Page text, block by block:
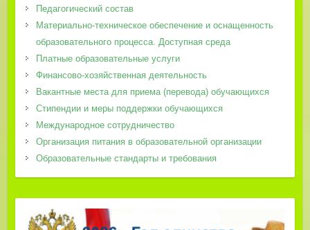
Педагогический состав
Материально-техническое обеспечение и оснащенность
образовательного процесса. Доступная среда
Платные образовательные услуги
Финансово-хозяйственная деятельность
Вакантные места для приема (перевода) обучающихся
Стипендии и меры поддержки обучающихся
Международное сотрудничество
Организация питания в образовательной организации
Образовательные стандарты и требования